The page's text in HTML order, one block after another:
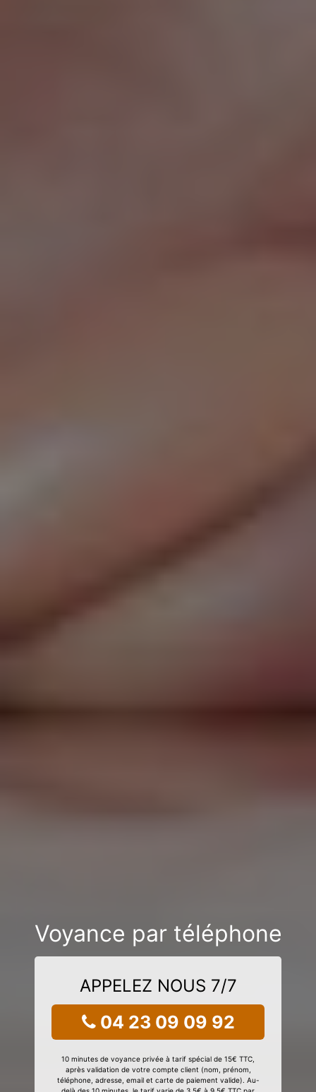
Voyance par téléphone
APPELEZ NOUS 7/7
04 23 09 09 92
10 minutes de voyance privée à tarif spécial de 15€ TTC,
après validation de votre compte client (nom, prénom,
téléphone, adresse, email et carte de paiement valide). Au-